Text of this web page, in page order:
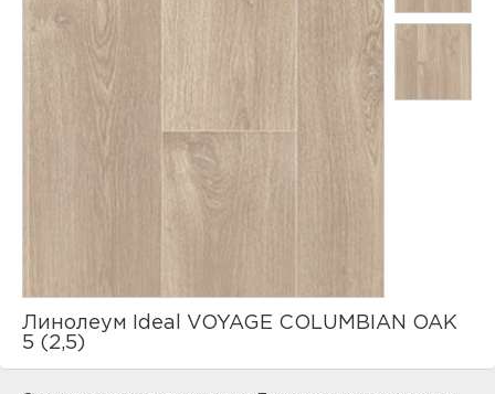
Линолеум Ideal VOYAGE COLUMBIAN OAK
5 (2,5)